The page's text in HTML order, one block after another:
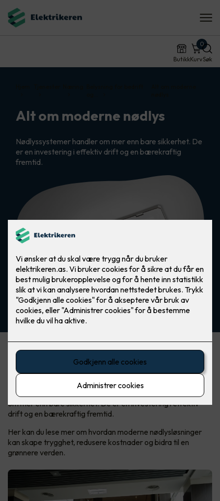
ButikkKurv
0
Søk
Alt om moderne nødlys
Nødlyssystemer handler om mer enn bare sikkerhet. De
er en investering i effektiv drift og en bærekraftig
fremtid.
Fra trygg evakuering til grønn fremtid
I en verden der sikkerhet aldri kan tas for gitt, er nødlys en
kritisk komponent som sikrer trygghet og ro, både i
hverdagen og i krisesituasjoner. Men nødlyssystemer handler
om mer enn bare sikkerhet. De er en investering i effektiv
drift og en bærekraftig fremtid.
Her kan du lese mer om hvordan moderne nødlysløsninger
kan skape trygghet, redusere kostnader og bidra til en
grønnere verden.